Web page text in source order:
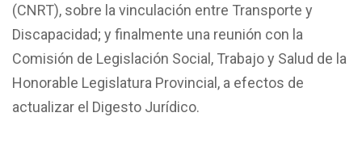
(CNRT), sobre la vinculación entre Transporte y
Discapacidad; y finalmente una reunión con la
Comisión de Legislación Social, Trabajo y Salud de la
Honorable Legislatura Provincial, a efectos de
actualizar el Digesto Jurídico.